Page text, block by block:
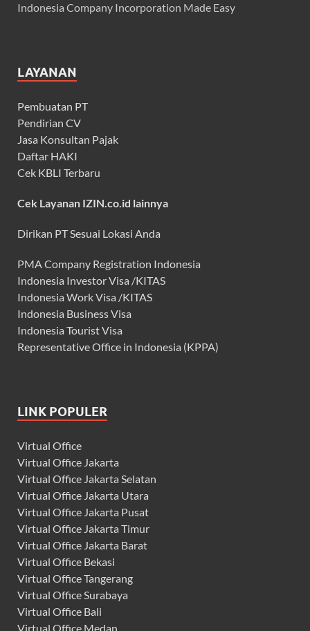
Indonesia Company Incorporation Made Easy
LAYANAN
Pembuatan PT
Pendirian CV
Jasa Konsultan Pajak
Daftar HAKI
Cek KBLI Terbaru
Cek Layanan IZIN.co.id lainnya
Dirikan PT Sesuai Lokasi Anda
PMA Company Registration Indonesia
Indonesia Investor Visa /KITAS
Indonesia Work Visa /KITAS
Indonesia Business Visa
Indonesia Tourist Visa
Representative Office in Indonesia (KPPA)
LINK POPULER
Virtual Office
Virtual Office Jakarta
Virtual Office Jakarta Selatan
Virtual Office Jakarta Utara
Virtual Office Jakarta Pusat
Virtual Office Jakarta Timur
Virtual Office Jakarta Barat
Virtual Office Bekasi
Virtual Office Tangerang
Virtual Office Surabaya
Virtual Office Bali
Virtual Office Medan